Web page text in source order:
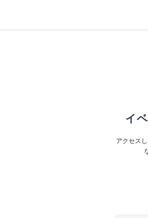
イ
アクセス